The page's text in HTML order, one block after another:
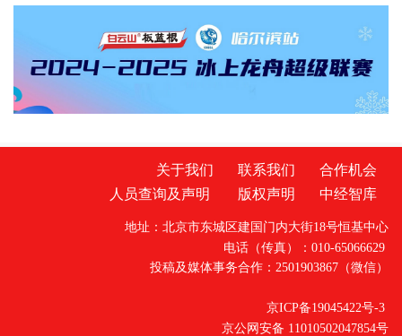
表示，上半年工业和信息化持续向新向优发
展。工业“半年报”数据亮眼，规模以上工业增加
值同比增长5.4%，工业对经济增长贡献率超
35%。从新技术突破到新赛道火热，中国制造
正加速涌现“新”力量。经济运行总体平稳 工
关于我们 联系我们
合作机会
人员查询及声明
版权声明 中经智库
地址：北京市东城区建国门内大街18号恒基中心
电话（传真）：010-65066629
投稿及媒体事务合作：2501903867（微信）
京ICP备19045422号-3
京公网安备 11010502047854号